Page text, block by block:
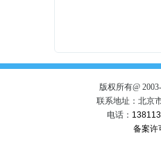
版权所有@
联系地址：北京
电话：
备案许